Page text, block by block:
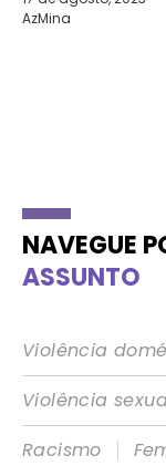
AzMina
NAVEGUE
ASSUNTO
Violência
Violência
Racismo
|